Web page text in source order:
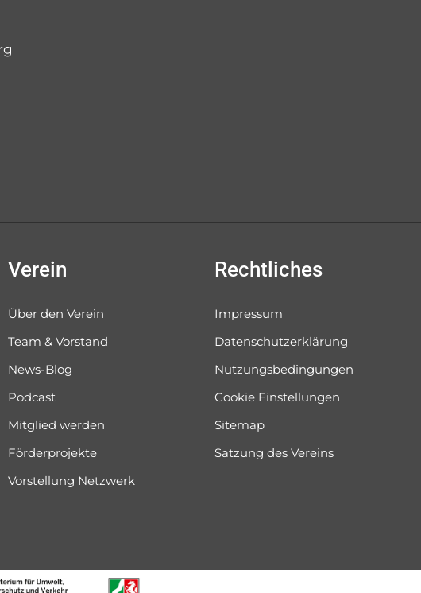
Verein
Über den Verein
Team & Vorstand
News-Blog
Podcast
Mitglied werden
Förderprojekte
Vorstellung Netzwerk
Rechtliches
Impressum
Datenschutzerklärung
Nutzungsbedingungen
Cookie Einstellungen
Sitemap
Satzung des Vereins